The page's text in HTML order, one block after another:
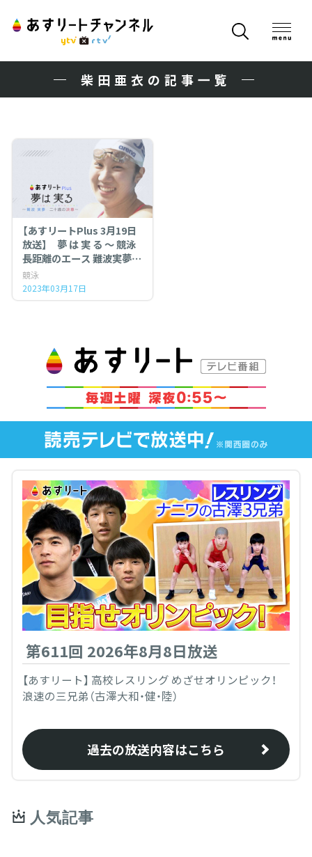
柴田亜衣の記事一覧
【あすリートPlus 3月19日
放送】 夢 は 実 る 〜 競泳
長距離のエース 難波実夢
二十歳の決意 〜
競泳
2023年03月17日
第611回 2026年8月8日放送
【あすリート】 高校レスリング めざせオリンピック！
浪速の三兄弟（古澤大和・健・陸）
過去の放送内容はこちら
人気記事